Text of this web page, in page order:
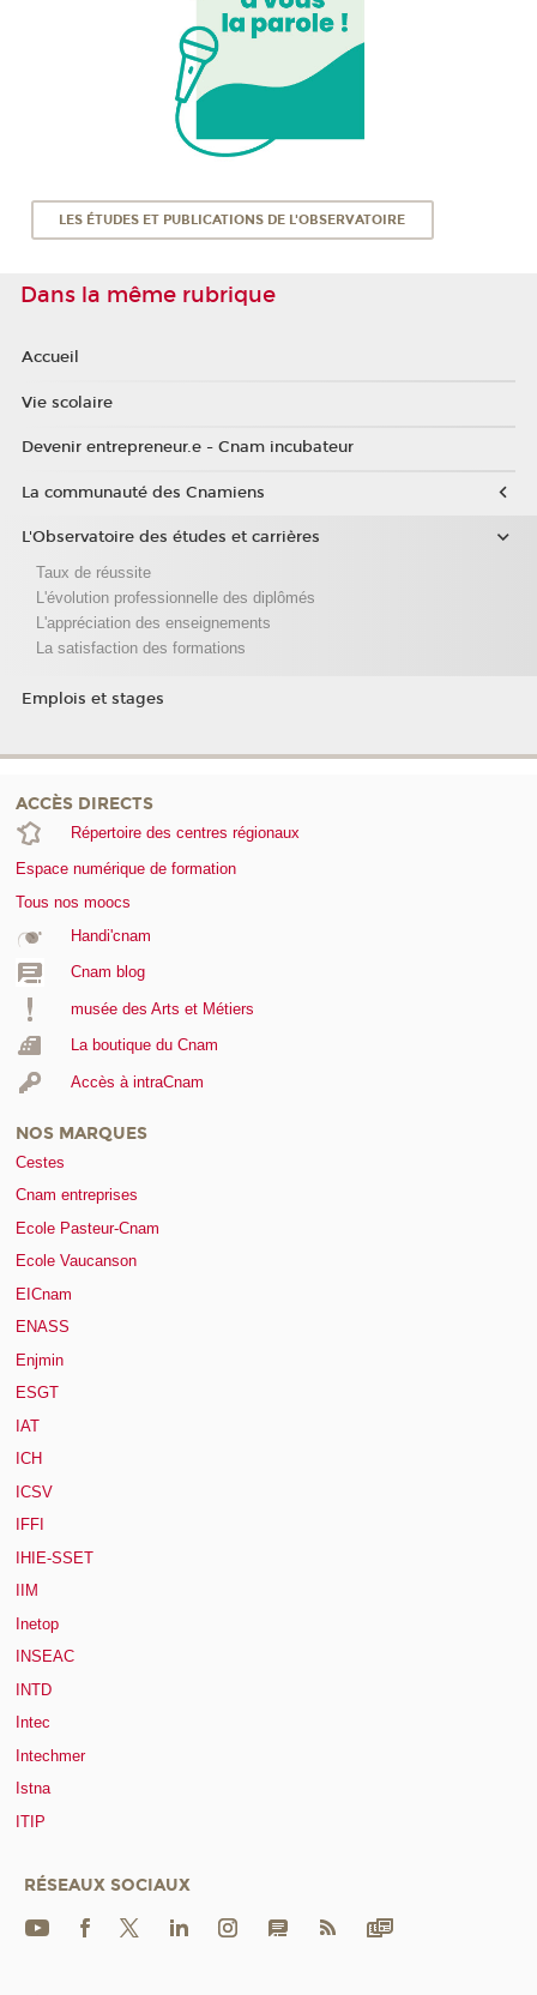
LES ÉTUDES ET PUBLICATIONS DE L'OBSERVATOIRE
Dans la même rubrique
Accueil
Vie scolaire
Devenir entrepreneur.e - Cnam incubateur
La communauté des Cnamiens
L'Observatoire des études et carrières
Taux de réussite
L'évolution professionnelle des diplômés
L'appréciation des enseignements
La satisfaction des formations
Emplois et stages
ACCÈS DIRECTS
Répertoire des centres régionaux
Espace numérique de formation
Tous nos moocs
Handi'cnam
Cnam blog
musée des Arts et Métiers
La boutique du Cnam
Accès à intraCnam
NOS MARQUES
Cestes
Cnam entreprises
Ecole Pasteur-Cnam
Ecole Vaucanson
EICnam
ENASS
Enjmin
ESGT
IAT
ICH
ICSV
IFFI
IHIE-SSET
IIM
Inetop
INSEAC
INTD
Intec
Intechmer
Istna
ITIP
RÉSEAUX SOCIAUX